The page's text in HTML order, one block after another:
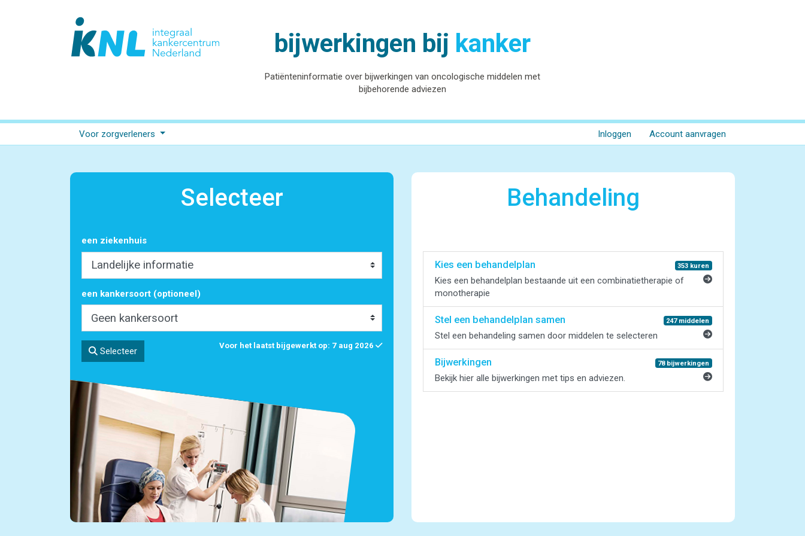
bijwerkingen bij kanker
Patiënteninformatie over bijwerkingen van oncologische middelen met
bijbehorende adviezen
Voor zorgverleners Inloggen Account aanvragen
Selecteer
een ziekenhuis
een kankersoort (optioneel)
Selecteer
Voor het laatst bijgewerkt op: 7 aug 2026
Behandeling
Kies een behandelplan 353 kuren
Kies een behandelplan bestaande uit een combinatietherapie of
monotherapie
Stel een behandelplan samen 247 middelen
Stel een behandeling samen door middelen te selecteren
Bijwerkingen 78 bijwerkingen
Bekijk hier alle bijwerkingen met tips en adviezen.